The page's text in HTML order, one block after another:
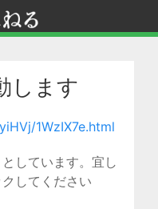
します
1WzIX7e.html
しています。宜し
してください